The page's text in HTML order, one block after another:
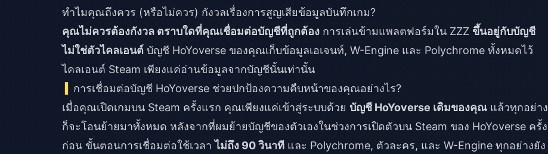
ทำไมคุณถึงควร (หรือไม่ควร) กังวลเรื่องการสูญเสียข้อมูลบันทึกเกม?
คุณไม่ควรต้องกังวล ตราบใดที่คุณเชื่อมต่อบัญชีที่ถูกต้อง การเล่นข้ามแพลตฟอร์มใน ZZZ ขึ้นอยู่กับบัญชี
ไม่ใช่ตัวไคลเอนต์ บัญชี HoYoverse ของคุณเก็บข้อมูลเอเจนท์, W-Engine และ Polychrome ทั้งหมดไว้
ไคลเอนต์ Steam เพียงแค่อ่านข้อมูลจากบัญชีนั้นเท่านั้น
การเชื่อมต่อบัญชี HoYoverse ช่วยปกป้องความคืบหน้าของคุณอย่างไร?
เมื่อคุณเปิดเกมบน Steam ครั้งแรก คุณเพียงแค่เข้าสู่ระบบด้วย บัญชี HoYoverse เดิมของคุณ แล้วทุกอย่าง
ก็จะโอนย้ายมาทั้งหมด หลังจากที่ผมย้ายบัญชีของตัวเองในช่วงการเปิดตัวบน Steam ของ HoYoverse ครั้ง
ก่อน ขั้นตอนการเชื่อมต่อใช้เวลาไม่ถึง 90 วินาที และ Polychrome, ตัวละคร, และ W-Engine ทุกอย่างยัง